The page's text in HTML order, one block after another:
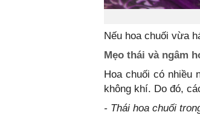
Nếu hoa chuối vừa
Mẹo thái và ngâm
Hoa chuối có nhiều
không khí. Do đó,
- Thái hoa chuối